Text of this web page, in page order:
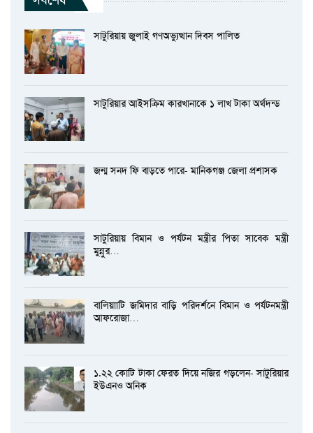
সাটুরিয়ায় জুলাই গণঅভ্যুত্থান দিবস পালিত
সাটুরিয়ার আইসক্রিম কারখানাকে ১ লাখ টাকা অর্থদন্ড
জন্ম সনদ ফি বাড়তে পারে- মানিকগঞ্জ জেলা প্রশাসক
সাটুরিয়ায় বিমান ও পর্যটন মন্ত্রীর পিতা সাবেক মন্ত্রী
মুন্নুর…
বালিয়াাটি জমিদার বাড়ি পরিদর্শনে বিমান ও পর্যটনমন্ত্রী
আফরোজা…
১.২২ কোটি টাকা ফেরত দিয়ে নজির গড়লেন- সাটুরিয়ার
ইউএনও অনিক